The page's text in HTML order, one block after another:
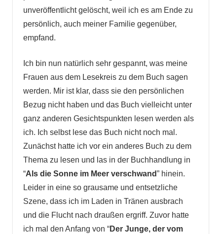
unveröffentlicht gelöscht, weil ich es am Ende zu
persönlich, auch meiner Familie gegenüber,
empfand.
Ich bin nun natürlich sehr gespannt, was meine
Frauen aus dem Lesekreis zu dem Buch sagen
werden. Mir ist klar, dass sie den persönlichen
Bezug nicht haben und das Buch vielleicht unter
ganz anderen Gesichtspunkten lesen werden als
ich. Ich selbst lese das Buch nicht noch mal.
Zunächst hatte ich vor ein anderes Buch zu dem
Thema zu lesen und las in der Buchhandlung in
“Als die Sonne im Meer verschwand” hinein.
Leider in eine so grausame und entsetzliche
Szene, dass ich im Laden in Tränen ausbrach
und die Flucht nach draußen ergriff. Zuvor hatte
ich mal den Anfang von “Der Junge, der vom